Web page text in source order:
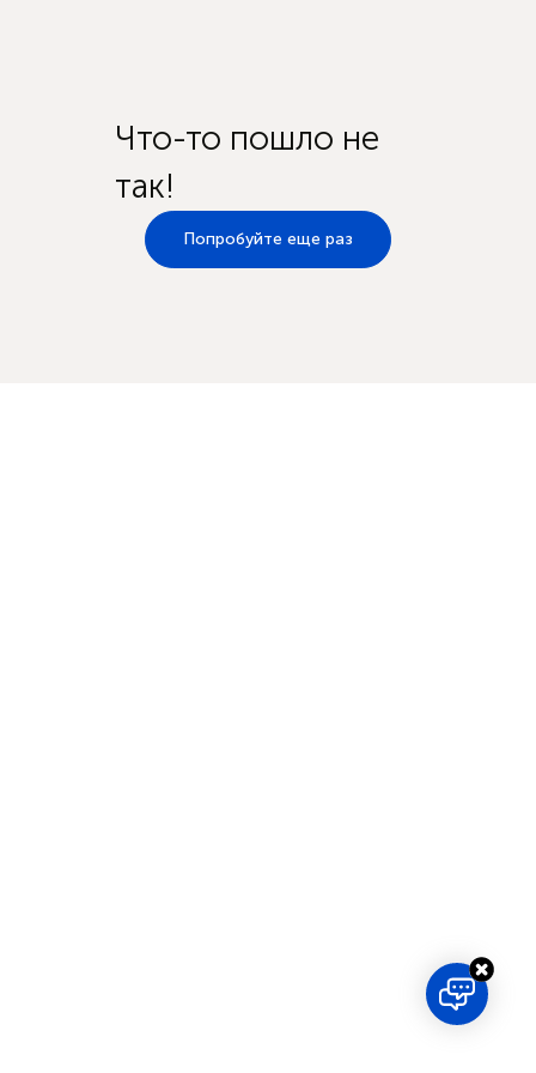
Что-то пошло не
так!
Попробуйте еще раз